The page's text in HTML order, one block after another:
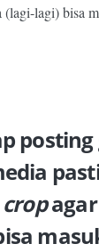
(lagi-lagi) bisa
crop